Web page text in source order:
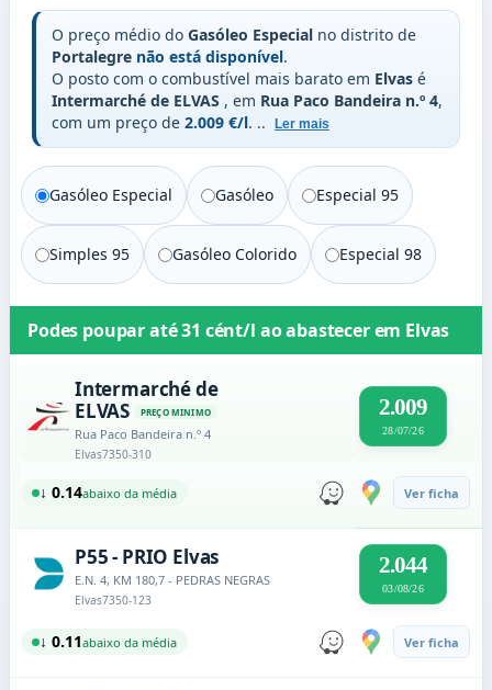
O preço médio do Gasóleo Especial no distrito de
Portalegre não está disponível.
O posto com o combustível mais barato em Elvas é
Intermarché de ELVAS , em Rua Paco Bandeira n.º 4,
com um preço de 2.009 €/l. .. Ler mais
Gasóleo Especial Gasóleo Especial 95
Simples 95 Gasóleo Colorido Especial 98
Podes poupar até31 cént/l ao abastecer em Elvas
Intermarché de
ELVAS
PREÇO MINIMO
Rua Paco Bandeira n.º 4
Elvas7350-310
2.009
28/07/26
↓ 0.14abaixo da média Ver ficha
P55 - PRIO Elvas
E.N. 4, KM 180,7 - PEDRAS NEGRAS
Elvas7350-123
2.044
03/08/26
↓ 0.11abaixo da média Ver ficha